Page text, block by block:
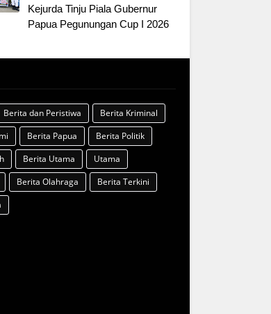
Kejurda Tinju Piala Gubernur
Papua Pegunungan Cup I 2026
Berita dan Peristiwa
Berita Kriminal
Berita Papua
Berita Politik
Berita Utama
Utama
Berita Olahraga
Berita Terkini